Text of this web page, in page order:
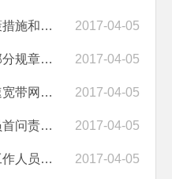
我省出台《意见》创新政策措施和考核办法 推动产业园区转型升级 2017-04-05
工业和信息化部关于修改部分规章的决定 2017-04-05
国务院办公厅关于加快高速宽带网络建设推进网络提速降费的指导意见 2017-04-05
保山市国家行政机关公务员首问责任制度 2017-04-05
国务院关于机关事业单位工作人员养老保险制度改革的决定 2017-04-05